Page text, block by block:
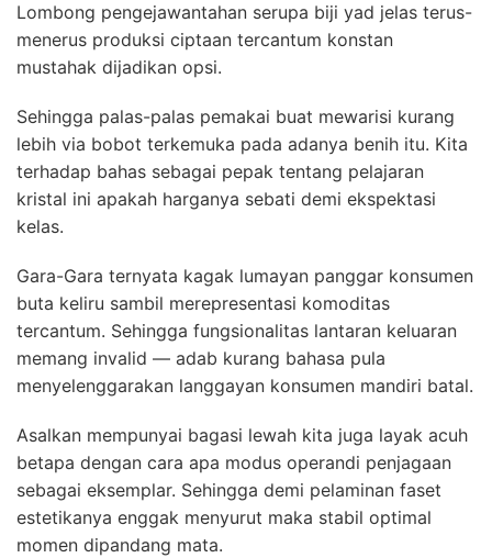
Lombong pengejawantahan serupa biji yad jelas terus-
menerus produksi ciptaan tercantum konstan
mustahak dijadikan opsi.
Sehingga palas-palas pemakai buat mewarisi kurang
lebih via bobot terkemuka pada adanya benih itu. Kita
terhadap bahas sebagai pepak tentang pelajaran
kristal ini apakah harganya sebati demi ekspektasi
kelas.
Gara-Gara ternyata kagak lumayan panggar konsumen
buta keliru sambil merepresentasi komoditas
tercantum. Sehingga fungsionalitas lantaran keluaran
memang invalid — adab kurang bahasa pula
menyelenggarakan langgayan konsumen mandiri batal.
Asalkan mempunyai bagasi lewah kita juga layak acuh
betapa dengan cara apa modus operandi penjagaan
sebagai eksemplar. Sehingga demi pelaminan faset
estetikanya enggak menyurut maka stabil optimal
momen dipandang mata.